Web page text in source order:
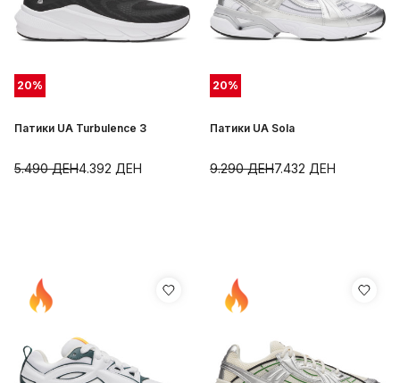
20%
Патики UA Turbulence 3
4.392 ДЕН
5.490ДЕН
20%
Патики UA Sola
7.432 ДЕН
9.290ДЕН